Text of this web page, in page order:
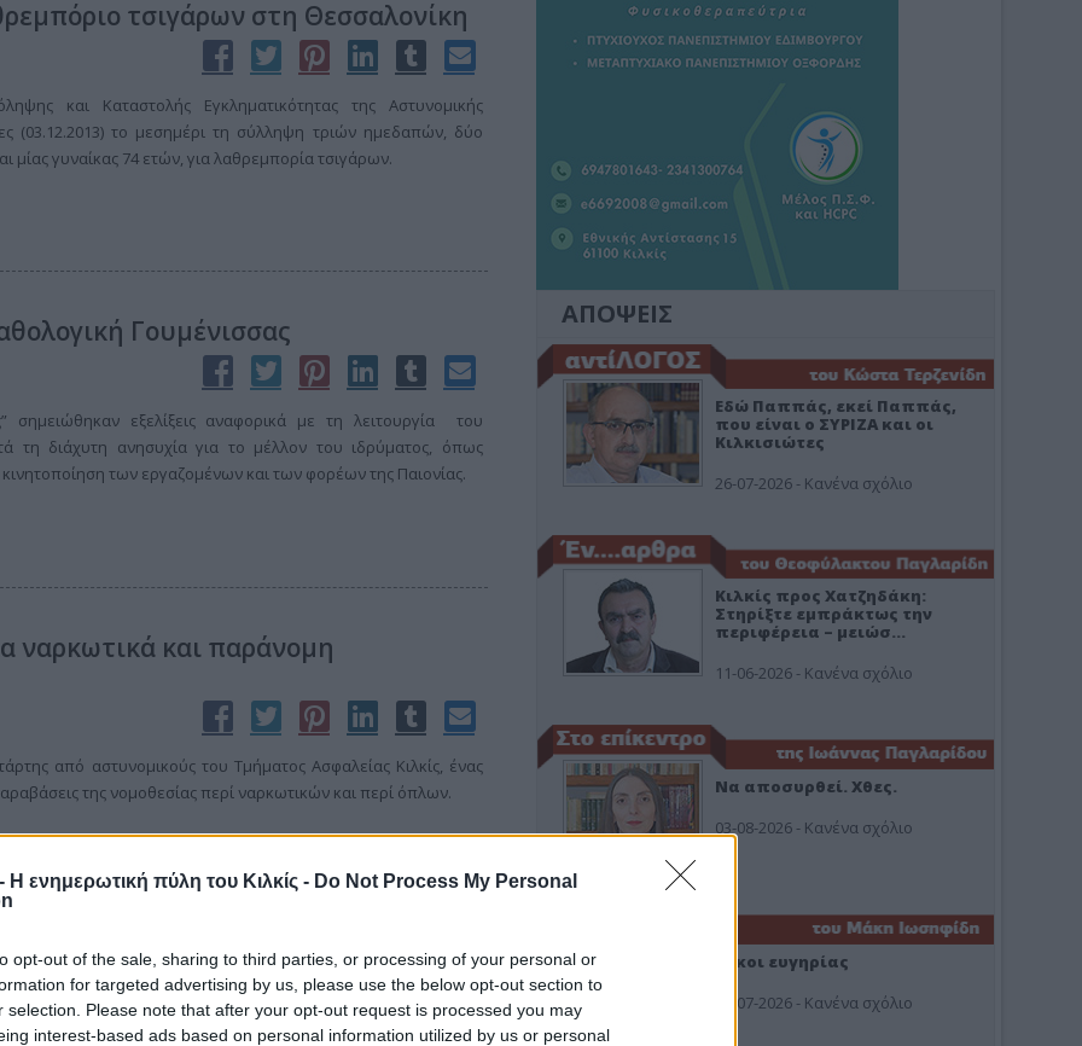
Η ενημερωτική πύλη του Κιλκίς - Do Not Process My Personal
opt-out of the sale, sharing to third parties, or processing of your personal or
for targeted advertising by us, please use the below opt-out section to
selection. Please note that after your opt-out request is processed you may
interest-based ads based on personal information utilized by us or personal
τσιγάρων στη Θεσσαλονίκη
και Καταστολής Εγκληματικότητας της Αστυνομικής
(03.12.2013) το μεσημέρι τη σύλληψη τριών ημεδαπών, δύο
μίας γυναίκας 74 ετών, για λαθρεμπορία τσιγάρων.
Γουμένισσας
σημειώθηκαν εξελίξεις αναφορικά με τη λειτουργία του
τη διάχυτη ανησυχία για το μέλλον του ιδρύματος, όπως
των εργαζομένων και των φορέων της Παιονίας.
ναρκωτικά και παράνομη
από αστυνομικούς του Τμήματος Ασφαλείας Κιλκίς, ένας
της νομοθεσίας περί ναρκωτικών και περί όπλων.
της πόλης
ΑΠΟΨΕΙΣ
Εδώ Παππάς, εκεί Παππάς,
που είναι ο ΣΥΡΙΖΑ και οι
Κιλκισιώτες
26-07-2026 - Κανένα σχόλιο
Κιλκίς προς Χατζηδάκη:
Στηρίξτε εμπράκτως την
περιφέρεια – μειώσ…
11-06-2026 - Κανένα σχόλιο
Να αποσυρθεί. Χθες.
03-08-2026 - Κανένα σχόλιο
Οίκοι ευγηρίας
24-07-2026 - Κανένα σχόλιο